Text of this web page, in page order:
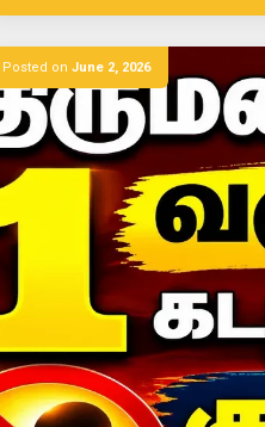
Posted on June 2, 2026